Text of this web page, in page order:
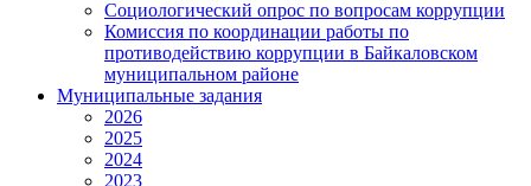
Социологический опрос по вопросам коррупции
Комиссия по координации работы по
противодействию коррупции в Байкаловском
муниципальном районе
Муниципальные задания
2026
2025
2024
2023